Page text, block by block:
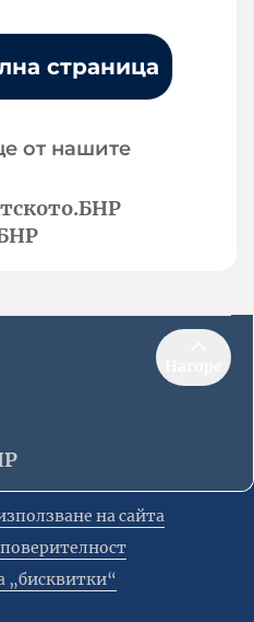
страница
от нашите
на сайта
„бисквитки“